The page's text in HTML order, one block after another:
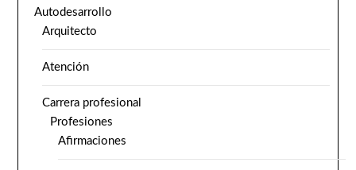
Autodesarrollo
Arquitecto
Atención
Carrera profesional
Profesiones
Afirmaciones